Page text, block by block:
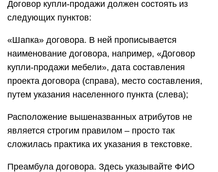
Договор купли-продажи должен состоять из
следующих пунктов:
«Шапка» договора. В ней прописывается
наименование договора, например, «Договор
купли-продажи мебели», дата составления
проекта договора (справа), место составления,
путем указания населенного пункта (слева);
Расположение вышеназванных атрибутов не
является строгим правилом – просто так
сложилась практика их указания в текстовке.
Преамбула договора. Здесь указывайте ФИО